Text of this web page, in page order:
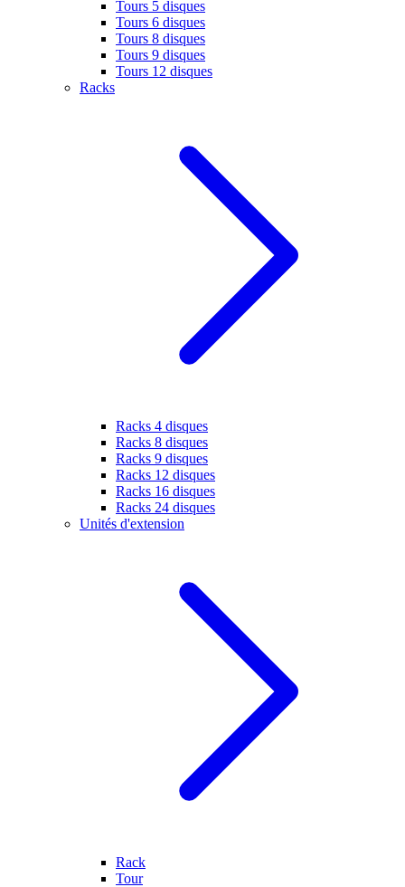
Tours 5 disques
Tours 6 disques
Tours 8 disques
Tours 9 disques
Tours 12 disques
Racks
Racks 4 disques
Racks 8 disques
Racks 9 disques
Racks 12 disques
Racks 16 disques
Racks 24 disques
Unités d'extension
Rack
Tour